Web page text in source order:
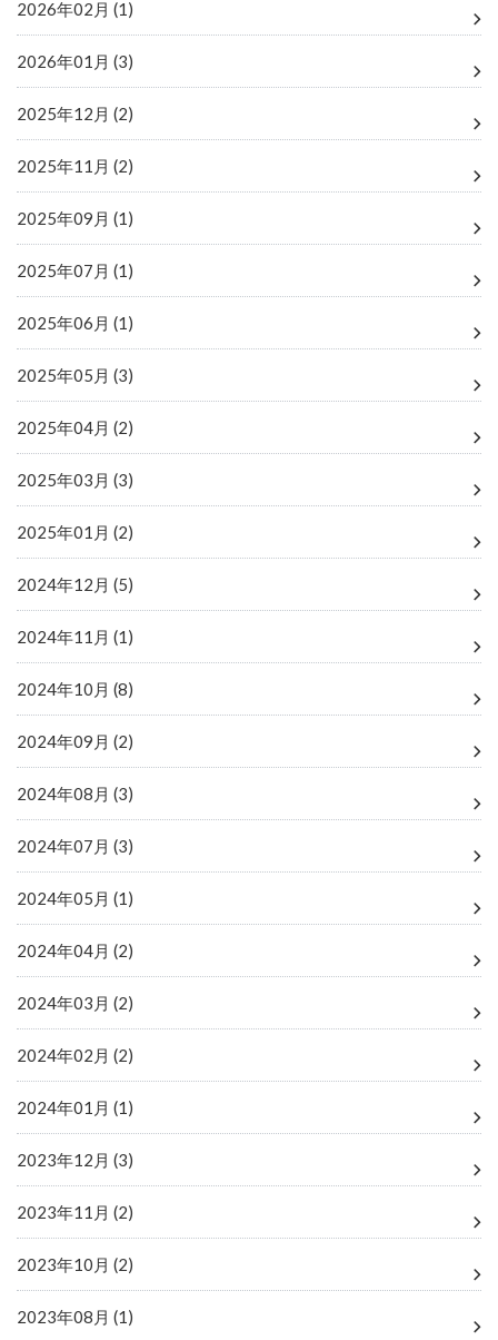
2026年02月 (1)
2026年01月 (3)
2025年12月 (2)
2025年11月 (2)
2025年09月 (1)
2025年07月 (1)
2025年06月 (1)
2025年05月 (3)
2025年04月 (2)
2025年03月 (3)
2025年01月 (2)
2024年12月 (5)
2024年11月 (1)
2024年10月 (8)
2024年09月 (2)
2024年08月 (3)
2024年07月 (3)
2024年05月 (1)
2024年04月 (2)
2024年03月 (2)
2024年02月 (2)
2024年01月 (1)
2023年12月 (3)
2023年11月 (2)
2023年10月 (2)
2023年08月 (1)